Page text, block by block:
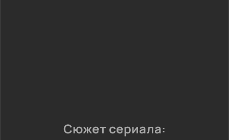
Сюжет сериала: